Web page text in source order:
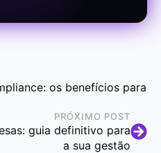
os benefícios para
PRÓXIMO POST
guia definitivo para
a sua gestão